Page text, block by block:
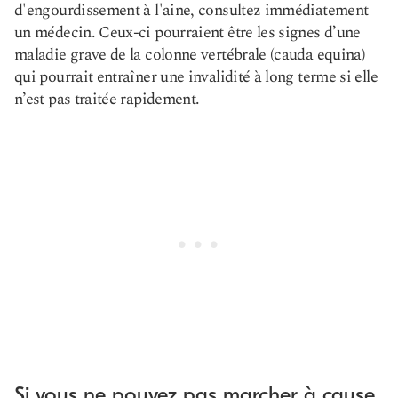
d'engourdissement à l'aine, consultez immédiatement
un médecin. Ceux-ci pourraient être les signes d’une
maladie grave de la colonne vertébrale (cauda equina)
qui pourrait entraîner une invalidité à long terme si elle
n’est pas traitée rapidement.